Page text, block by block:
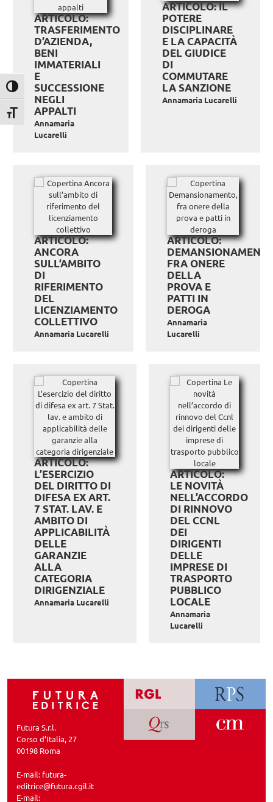
Attiva/disattiva alto contrasto
Attiva/disattiva dimensione testo
ARTICOLO:
TRASFERIMENTO
D’AZIENDA,
BENI
IMMATERIALI
E
SUCCESSIONE
NEGLI
APPALTI
Annamaria
Lucarelli
ARTICOLO: IL
POTERE
DISCIPLINARE
E LA CAPACITÀ
DEL GIUDICE
DI
COMMUTARE
LA SANZIONE
Annamaria Lucarelli
ARTICOLO:
ANCORA
SULL’AMBITO
DI
RIFERIMENTO
DEL
LICENZIAMENTO
COLLETTIVO
Annamaria Lucarelli
ARTICOLO:
FRA ONERE
DELLA
PROVA E
PATTI IN
DEROGA
Annamaria
Lucarelli
ARTICOLO:
L’ESERCIZIO
DEL DIRITTO DI
DIFESA EX ART.
7 STAT. LAV. E
AMBITO DI
APPLICABILITÀ
DELLE
GARANZIE
ALLA
CATEGORIA
DIRIGENZIALE
Annamaria Lucarelli
ARTICOLO:
LE NOVITÀ
NELL’ACCORDO
DI RINNOVO
DEL CCNL
DEI
DIRIGENTI
DELLE
IMPRESE DI
TRASPORTO
PUBBLICO
LOCALE
Annamaria
Lucarelli
Futura S.r.l.
Corso d’Italia, 27
00198 Roma
E-mail: futura-
editrice@futura.cgil.it
E-mail: